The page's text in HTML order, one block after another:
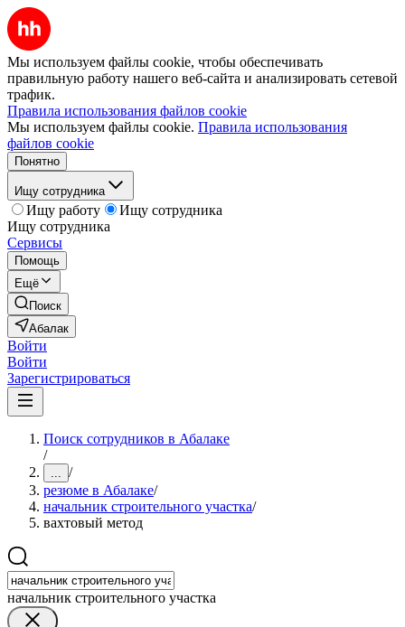
Мы используем файлы cookie, чтобы обеспечивать
правильную работу нашего веб-сайта и анализировать сетевой
трафик.
Правила использования файлов cookie
Мы используем файлы cookie. Правила использования
файлов cookie
Понятно
Ищу сотрудника
Ищу работу
Ищу сотрудника
Ищу сотрудника
Сервисы
Помощь
Ещё
Поиск
Абалак
Войти
Войти
Зарегистрироваться
Поиск сотрудников в Абалаке
/
... /
резюме в Абалаке/
начальник строительного участка/
вахтовый метод
начальник строительного участка